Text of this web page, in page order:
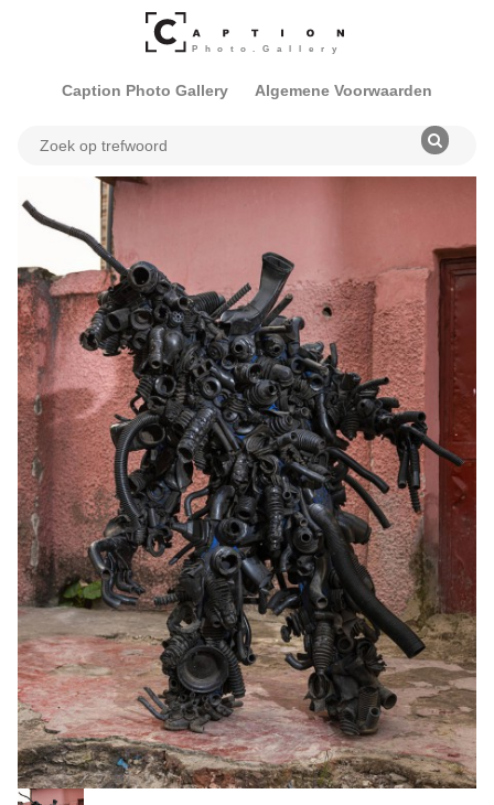
Caption Photo Gallery Algemene Voorwaarden